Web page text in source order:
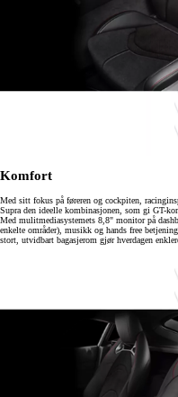
Komfort
Med sitt fokus på føreren og cockpiten,
Supra den ideelle kombinasjonen, som gi GT-
Med mulitmediasystemets 8,8" monitor på
enkelte områder), musikk og hands free
stort, utvidbart bagasjerom gjør hverdagen